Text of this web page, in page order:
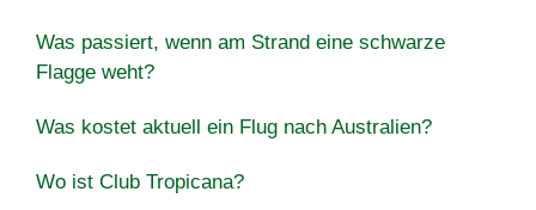
Was passiert, wenn am Strand eine schwarze
Flagge weht?
Was kostet aktuell ein Flug nach Australien?
Wo ist Club Tropicana?